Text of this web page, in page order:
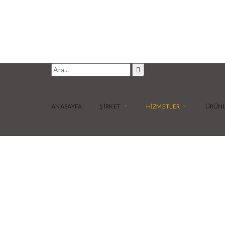
ANASAYFA ŞİRKET HİZMETLER